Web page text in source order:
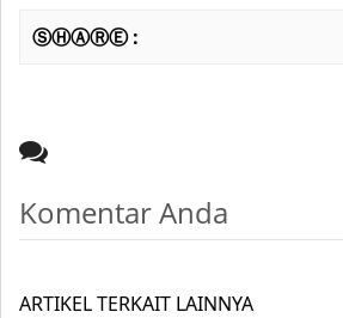
ⓈⒽⒶⓇⒺ :
Komentar Anda
ARTIKEL TERKAIT LAINNYA